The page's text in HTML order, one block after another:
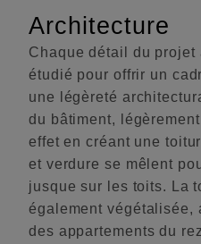
Architecture
Chaque détail du projet
étudié pour offrir un
une légèreté
du bâtiment,
effet en créant une
et verdure se mêlent
jusque sur les toits. La
également végétalisée,
des appartements du